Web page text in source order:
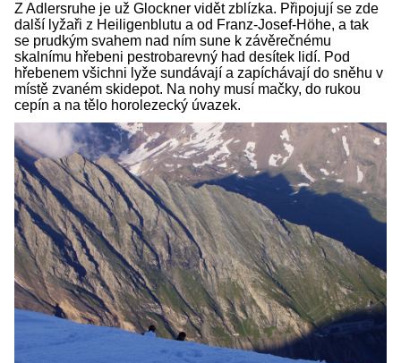
Z Adlersruhe je už Glockner vidět zblízka. Připojují se zde
další lyžaři z Heiligenblutu a od Franz-Josef-Höhe, a tak
se prudkým svahem nad ním sune k závěrečnému
skalnímu hřebeni pestrobarevný had desítek lidí. Pod
hřebenem všichni lyže sundávají a zapíchávají do sněhu v
místě zvaném skidepot. Na nohy musí mačky, do rukou
cepín a na tělo horolezecký úvazek.